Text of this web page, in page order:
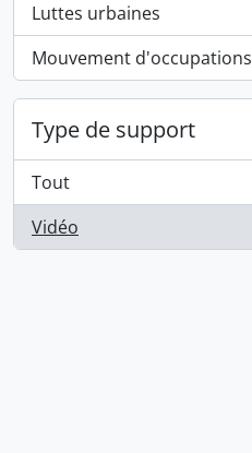
Luttes urbaines
, 1 résultats
Mouvement d'occupations
, 1 résultats
Type de support
Tout
Vidéo
, 1 résultats